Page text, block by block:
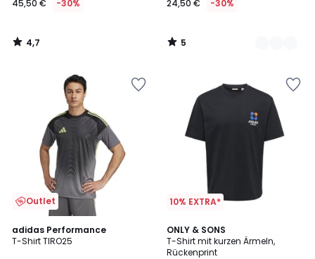
45,50 € -30%
4,7
/
24,50 € -30%
5
/
Outlet
adidas Performance
T-Shirt TIRO25
4,8
/ 5
10% EXTRA*
ONLY & SONS
T-Shirt mit kurzen Ärmeln,
Rückenprint